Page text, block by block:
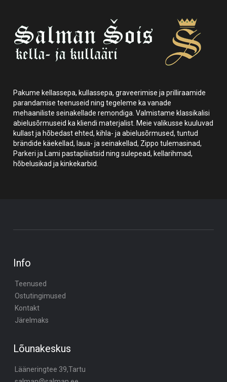
Pakume kellassepa, kullassepa, graveerimise ja prilliraamide
parandamise teenuseid ning tegeleme ka vanade
mehaaniliste seinakellade remondiga. Valmistame klassikalisi
abielusõrmuseid ka kliendi materjalist. Meie valikusse kuuluvad
kullast ja hõbedast ehted, kihla- ja abielusõrmused, tuntud
brändide käekellad, laua- ja seinakellad, Zippo tulemasinad,
Parkeri ja Lami pastapliiatsid ning sulepead, kellarihmad,
hõbelusikad ja kinkekarbid.
Info
Teenused
Ostutingimused
Kontakt
Järelmaks
Lõunakeskus
Lääneringtee 39,Tartu